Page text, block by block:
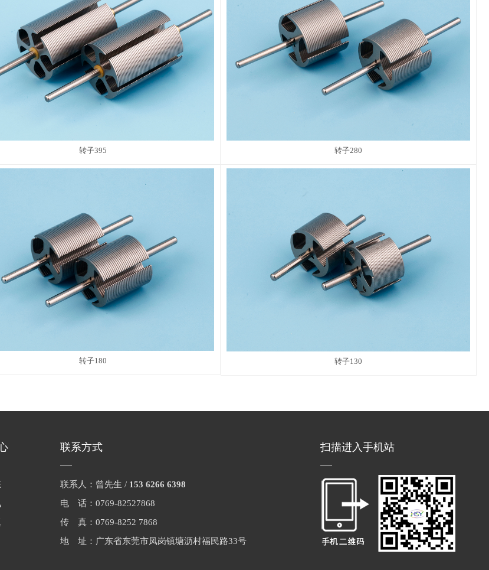
转子395 转子280
转子180 转子130
联系方式
联系人：曾先生 / 153 6266 6398
电 话：0769-82527868
传 真：0769-8252 7868
地 址：广东省东莞市凤岗镇塘沥村福民路33号
扫描进入手机站